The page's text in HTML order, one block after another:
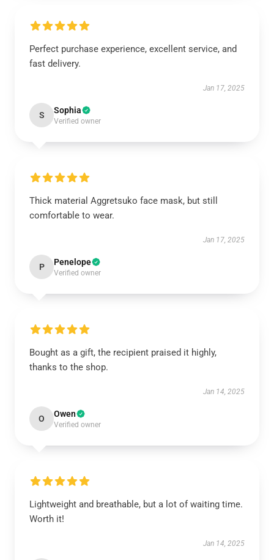
Perfect purchase experience, excellent service, and
fast delivery.
Jan 17, 2025
S Sophia
Verified owner
Thick material Aggretsuko face mask, but still
comfortable to wear.
Jan 17, 2025
P Penelope
Verified owner
Bought as a gift, the recipient praised it highly,
thanks to the shop.
Jan 14, 2025
O Owen
Verified owner
Lightweight and breathable, but a lot of waiting time.
Worth it!
Jan 14, 2025